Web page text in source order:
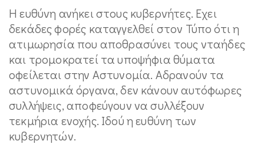
Η ευθύνη ανήκει στους κυβερνήτες. Εχει
δεκάδες φορές καταγγελθεί στον Τύπο ότι η
ατιμωρησία που αποθρασύνει τους νταήδες
και τρομοκρατεί τα υποψήφια θύματα
οφείλεται στην Αστυνομία. Αδρανούν τα
αστυνομικά όργανα, δεν κάνουν αυτόφωρες
συλλήψεις, αποφεύγουν να συλλέξουν
τεκμήρια ενοχής. Ιδού η ευθύνη των
κυβερνητών.